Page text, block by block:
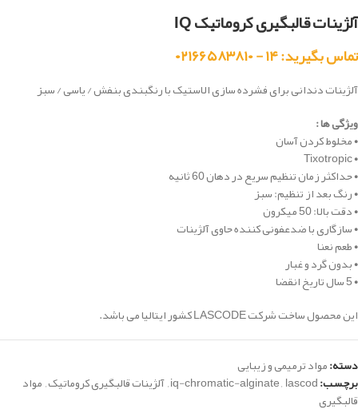
آلژینات قالبگیری کروماتیک IQ
تماس بگیرید: ۱۴ - ۰۲۱۶۶۵۸۳۸۱۰
آلژینات دندانی برای فشرده سازی الاستیک با رنگبندی بنفش / یاسی / سبز
ویژگی ها :
• مخلوط کردن آسان
• Tixotropic
• حداکثر زمان تنظیم سریع در دهان 60 ثانیه
• رنگ بعد از تنظیم: سبز
• دقت بالا: 50 میکرون
• سازگاری با ضدعفونی کننده حاوی آلژینات
• طعم نعنا
• بدون گرد و غبار
• 5 سال تاریخ انقضا
این محصول ساخت شرکت LASCODE کشور ایتالیا می باشد.
دسته:مواد ترمیمی و زیبایی
برچسب: iq-chromatic-alginate,lascod
,آلژینات قالبگیری کروماتیک,مواد
قالبگیری